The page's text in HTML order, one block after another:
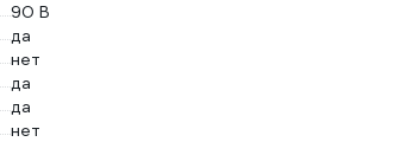
90 В
да
нет
да
да
нет